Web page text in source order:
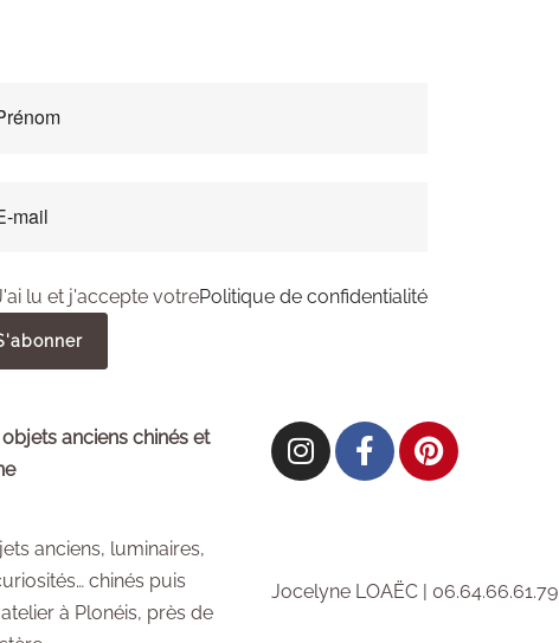
lu et j'accepte votrePolitique de confidentialité
anciens chinés et
anciens, luminaires,
chinés puis
à Plonéis, près de
Jocelyne LOAËC | 06.64.66.61.79